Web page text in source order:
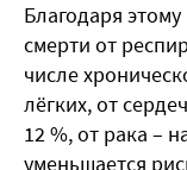
Благодаря
смерти от
числе
лёгких, от
12 %, от рака –
уменьшается